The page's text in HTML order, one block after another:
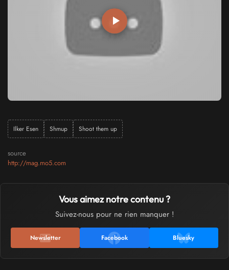
Ilker Esen Shmup Shoot them up
source
http://mag.mo5.com
Vous aimez notre contenu ?
Suivez-nous pour ne rien manquer !
Newsletter Facebook Bluesky